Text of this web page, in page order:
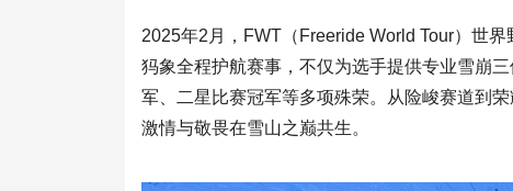
2025年2月，FWT（Freeride World Tour）世
犸象全程护航赛事，不仅为选手提供专业雪崩
军、二星比赛冠军等多项殊荣。从险峻赛道到
激情与敬畏在雪山之巅共生。